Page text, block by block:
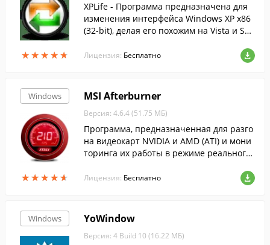
★★★★★
★★★★★
XPLife - Программа предназначена для
изменения интерфейса Windows XP x86
(32-bit), делая его похожим на Vista и Sev
Лицензия: Бесплатно
Windows
★★★★★
★★★★★
MSI Afterburner
Версия: 4.6.4 (51.75 МБ)
Программа, предназначенная для разго
на видеокарт NVIDIA и AMD (ATI) и мони
торинга их работы в режиме реального
Лицензия: Бесплатно
Windows YoWindow
Версия: 4 Build 10 (16.22 МБ)